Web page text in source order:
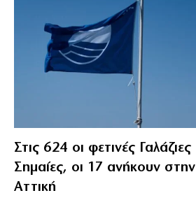
Στις 624 οι φετινές Γαλάζιες
Σημαίες, οι 17 ανήκουν στην
Αττική